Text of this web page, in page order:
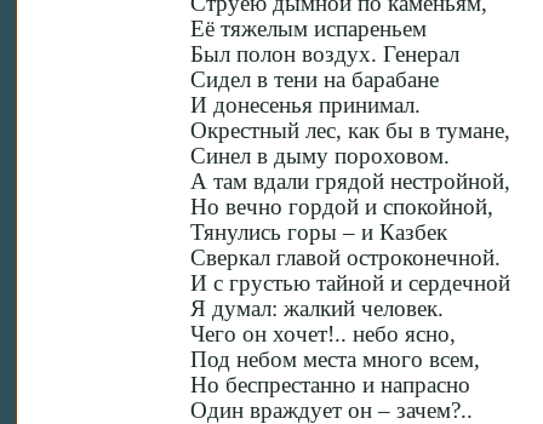
Её тяжелым испареньем
Был полон воздух. Генерал
Сидел в тени на барабане
И донесенья принимал.
Окрестный лес, как бы в тумане,
Синел в дыму пороховом.
А там вдали грядой нестройной,
Но вечно гордой и спокойной,
Тянулись горы – и Казбек
Сверкал главой остроконечной.
И с грустью тайной и сердечной
Я думал: жалкий человек.
Чего он хочет!.. небо ясно,
Под небом места много всем,
Но беспрестанно и напрасно
Один враждует он – зачем?..